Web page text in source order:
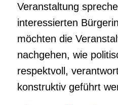
Veranstaltung
interessierten
möchten die
nachgehen, wie
respektvoll,
konstruktiv geführt